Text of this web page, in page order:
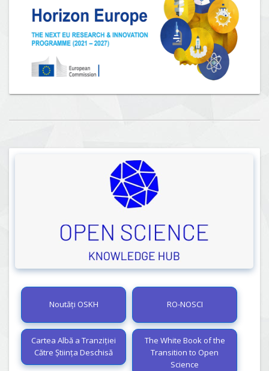
Noutăți OSKH RO-NOSCI
Cartea Albă a Tranziției
Către Știința Deschisă
The White Book of the
Transition to Open
Science